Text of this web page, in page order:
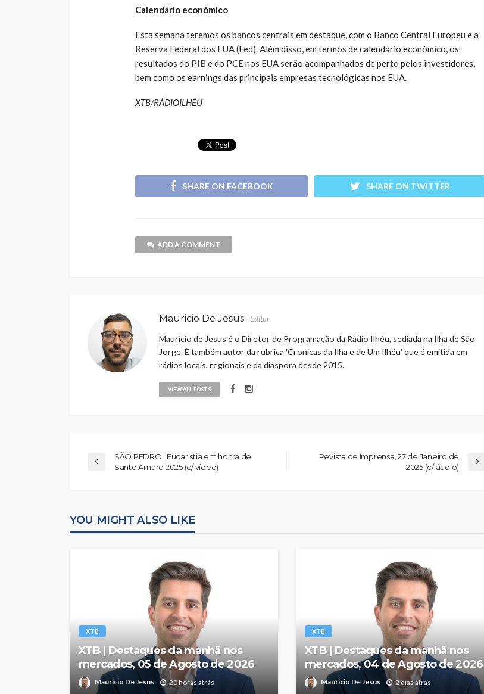
Calendário económico
Esta semana teremos os bancos centrais em destaque, com o Banco Central Europeu e a
Reserva Federal dos EUA (Fed). Além disso, em termos de calendário económico, os
resultados do PIB e do PCE nos EUA serão acompanhados de perto pelos investidores,
bem como os earnings das principais empresas tecnológicas nos EUA.
XTB/RÁDIOILHÉU
SHARE ON FACEBOOK SHARE ON TWITTER
ADD A COMMENT
Mauricio De Jesus Editor
Maurício de Jesus é o Diretor de Programação da Rádio Ilhéu, sediada na Ilha de São
Jorge. É também autor da rubrica 'Cronicas da Ilha e de Um Ilhéu' que é emitida em
rádios locais, regionais e da diáspora desde 2015.
VIEW ALL POSTS
SÃO PEDRO | Eucaristia em honra de
Santo Amaro 2025 (c/ vídeo)
Revista de Imprensa, 27 de Janeiro de
2025 (c/ áudio)
YOU MIGHT ALSO LIKE
XTB
XTB | Destaques da manhã nos
mercados, 05 de Agosto de 2026
Mauricio De Jesus 20 horas atrás
XTB
XTB | Destaques da manhã nos
mercados, 04 de Agosto de 2026
Mauricio De Jesus 2 dias atrás